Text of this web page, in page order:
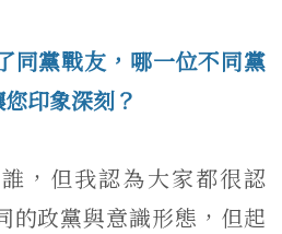
同黨戰友，哪一位不同黨
印象深刻？
，但我認為大家都很認
的政黨與意識形態，但起